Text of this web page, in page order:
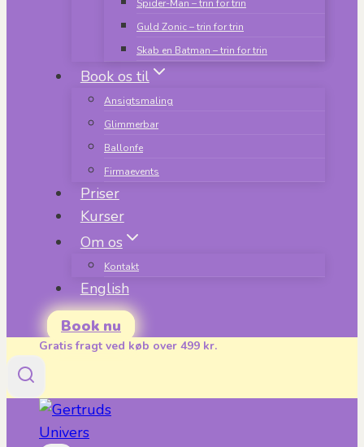
Spider-Man – trin for trin
Guld Zonic – trin for trin
Skab en Batman – trin for trin
Book os til
Ansigtsmaling
Glimmerbar
Ballonfe
Firmaevents
Priser
Kurser
Om os
Kontakt
English
Book nu
Gratis fragt ved køb over 499 kr.